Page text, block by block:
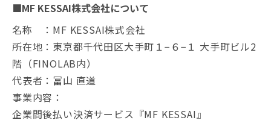
■MF KESSAI株式会社について
名称 ：MF KESSAI株式会社
所在地：東京都千代田区大手町１−６−１ 大手町ビル2
階（FINOLAB内）
代表者：冨山 直道
事業内容：
企業間後払い決済サービス『MF KESSAI』